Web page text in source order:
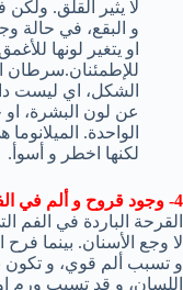
لا يثير القلق.
و البقع، في حالة
او يتغير لونها
للإطمئنان.سرطان
الشكل، اي ليست
عن لون البشرة، او
الواحدة.
لكنها اخطر و أسوأ.
4- وجود قروح و ألم في الفم:
القرحة الباردة في
لا وجع الأسنان. بينما
و تسبب ألم قوي، و تكون
اللسان، و قد تسبب ورم